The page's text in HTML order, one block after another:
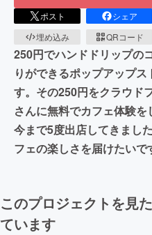
ポスト シェア
埋め込み
QRコード
250円でハンドドリップの
りができるポップアップ
す。その250円をクラウド
さんに無料でカフェ体験を
今まで5度出店してきまし
フェの楽しさを届けたいで
このプロジェクトを見
ています